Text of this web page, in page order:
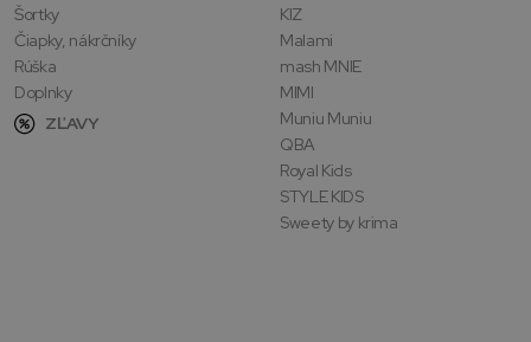
Šortky
Čiapky, nákrčníky
Rúška
Doplnky
ZĽAVY
KIZ
Malami
mash MNIE
MIMI
Muniu Muniu
QBA
Royal Kids
STYLE KIDS
Sweety by krima